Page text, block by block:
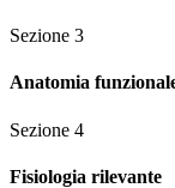
Sezione 3
Anatomia
Sezione 4
Fisiologia rilevante